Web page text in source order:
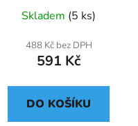
Skladem (5 ks)
488 Kč bez DPH
591 Kč
DO KOŠÍKU